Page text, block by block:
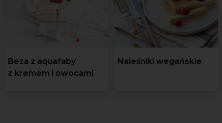
Beza z aquafaby
z kremem i owocami
Naleśniki wegańskie